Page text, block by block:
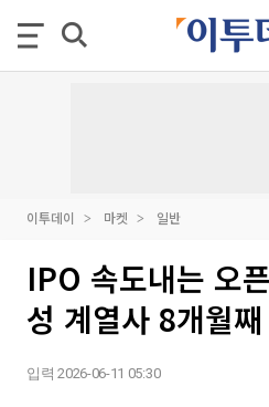
이투데이 마켓 일반
IPO 속도내는 오
성 계열사 8개월
입력 2026-06-11 05:30